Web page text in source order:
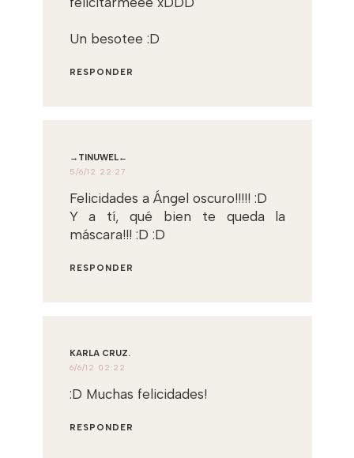
Un besotee :D
RESPONDER
→TINUWEL←
5/6/12 22:27
Felicidades a Ángel oscuro!!!!! :D
Y a tí, qué bien te queda la
máscara!!! :D :D
RESPONDER
KARLA CRUZ.
6/6/12 02:22
:D Muchas felicidades!
RESPONDER